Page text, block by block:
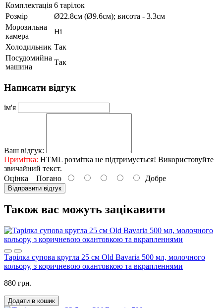
Комплектація 6 тарілок
Розмір
Ø22.8см (Ø9.6см); висота - 3.3см
Морозильна
камера
Ні
Холодильник Так
Посудомийна
машина
Так
Написати відгук
ім'я
Ваш відгук:
Примітка: HTML розмітка не підтримується! Використовуйте
звичайний текст.
Оцінка Погано Добре
Відправити відгук
Також вас можуть зацікавити
Тарілка супова кругла 25 см Old Bavariа 500 мл, молочного
кольору, з коричневою окантовкою та вкрапленнями
880 грн.
Додати в кошик